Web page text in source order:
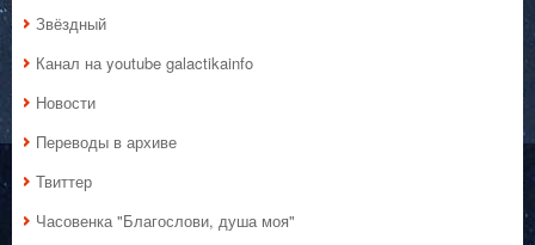
Звёздный
Канал на youtube galactikainfo
Новости
Переводы в архиве
Твиттер
Часовенка "Благослови, душа моя"